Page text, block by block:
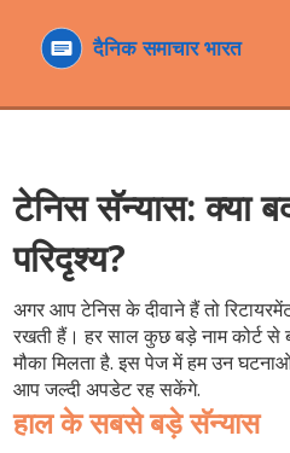
टेनिस सॅन्यास: क्या
परिदृश्य?
अगर आप टेनिस के दीवाने हैं तो
रखती हैं। हर साल कुछ बड़े नाम कोर्ट से
मौका मिलता है. इस पेज में हम उन
आप जल्दी अपडेट रह सकेंगे.
हाल के सबसे बड़े सॅन्यास